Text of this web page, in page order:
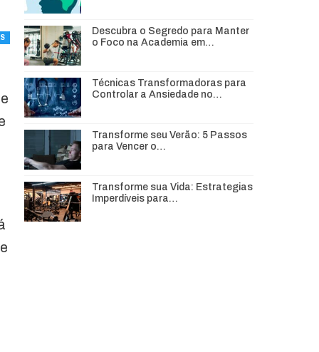
Descubra o Segredo para Manter
o Foco na Academia em…
Técnicas Transformadoras para
Controlar a Ansiedade no…
Transforme seu Verão: 5 Passos
para Vencer o…
Transforme sua Vida: Estrategias
Imperdíveis para…